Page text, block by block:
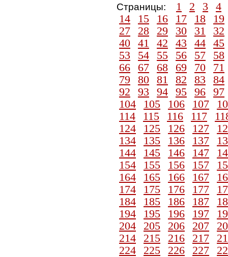
Страницы: 1 2 3
4
14
15 16 17 18
19
27
28 29 30 31
32
40
41 42 43 44
45
53
54 55 56 57
58
66
67 68 69 70
71
79
80 81 82 83
84
92
93 94 95 96
97
104
105 106 107
114
115 116 117
124
125 126 127
134
135 136 137
144
145 146 147
154
155 156 157
164
165 166 167
174
175 176 177
184
185 186 187
194
195 196 197
204
205 206 207
214
215 216 217
224
225 226 227